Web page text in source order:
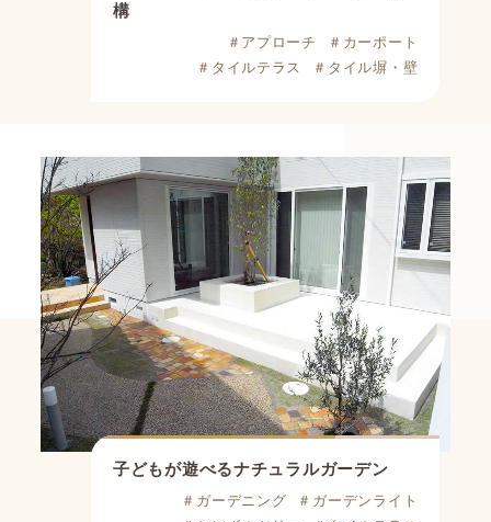
構
＃アプローチ
＃カーポート
＃タイルテラス
＃タイル塀・壁
子どもが遊べるナチュラルガーデン
＃ガーデニング
＃ガーデンライト